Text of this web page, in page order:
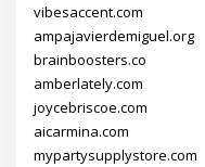
vibesaccent.com
ampajavierdemiguel.org
brainboosters.co
amberlately.com
joycebriscoe.com
aicarmina.com
mypartysupplystore.com